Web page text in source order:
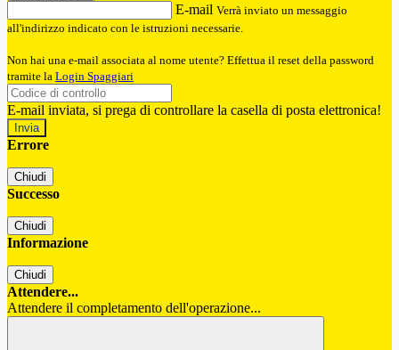
E-mail Verrà inviato un messaggio
all'indirizzo indicato con le istruzioni necessarie.
Non hai una e-mail associata al nome utente? Effettua il reset della password
tramite la Login Spaggiari
E-mail inviata, si prega di controllare la casella di posta elettronica!
Errore
Chiudi
Successo
Chiudi
Informazione
Chiudi
Attendere...
Attendere il completamento dell'operazione...